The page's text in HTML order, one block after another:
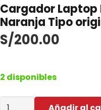
Cargador Laptop
Naranja Tipo
S/200.00
2 disponibles
Cargador